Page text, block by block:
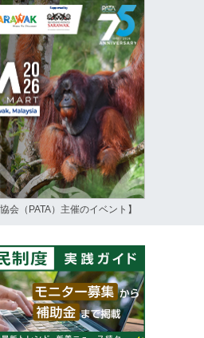
会（PATA）主催のイベント】